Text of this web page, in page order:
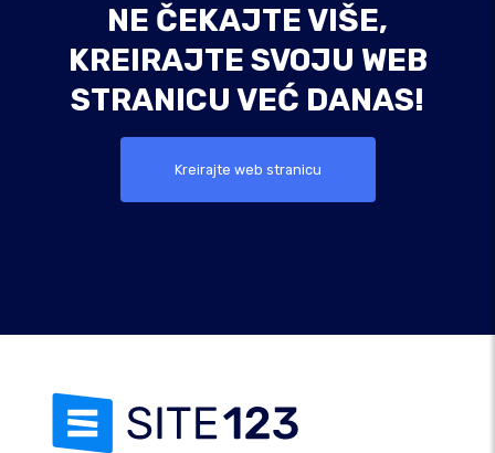
NE ČEKAJTE VIŠE,
KREIRAJTE SVOJU WEB
STRANICU VEĆ DANAS!
Kreirajte web stranicu